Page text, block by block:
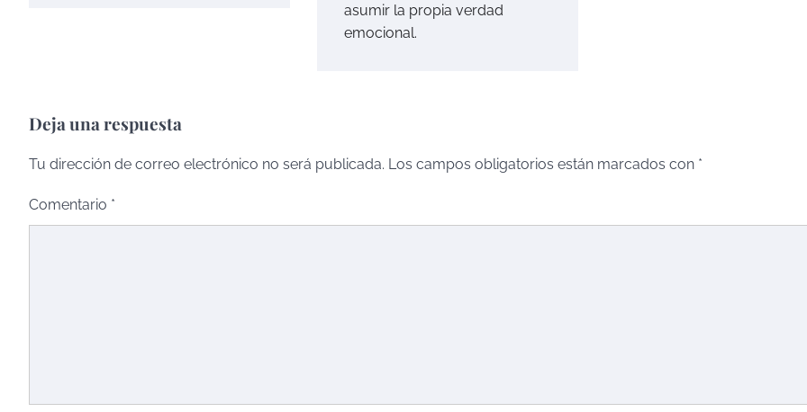
asumir la propia verdad
emocional.
Deja una respuesta
Tu dirección de correo electrónico no será publicada. Los campos obligatorios están marcados con *
Comentario *